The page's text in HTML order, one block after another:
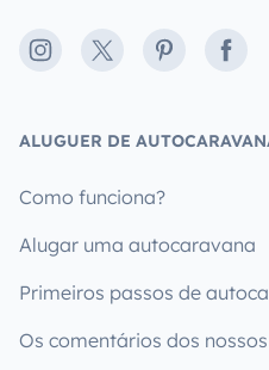
Instagram
X Pinterest
ALUGUER DE
Como funciona?
Alugar uma autocaravana
Primeiros passos de
Os comentários dos